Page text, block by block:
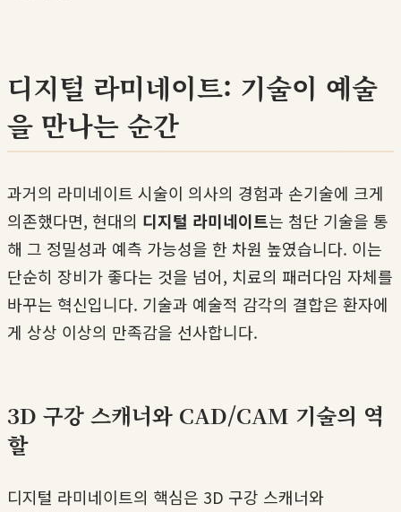
디지털 라미네이트: 기술이 예술
을 만나는 순간
과거의 라미네이트 시술이 의사의 경험과 손기술에 크게
의존했다면, 현대의 디지털 라미네이트는 첨단 기술을 통
해 그 정밀성과 예측 가능성을 한 차원 높였습니다. 이는
단순히 장비가 좋다는 것을 넘어, 치료의 패러다임 자체를
바꾸는 혁신입니다. 기술과 예술적 감각의 결합은 환자에
게 상상 이상의 만족감을 선사합니다.
3D 구강 스캐너와 CAD/CAM 기술의 역
할
디지털 라미네이트의 핵심은 3D 구강 스캐너와